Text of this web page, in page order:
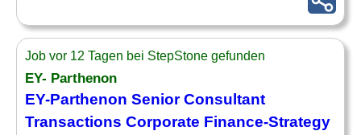
Job vor 12 Tagen bei StepStone gefunden
EY- Parthenon
EY-Parthenon SeniorConsultant
Transactions Corporate Finance-Strategy